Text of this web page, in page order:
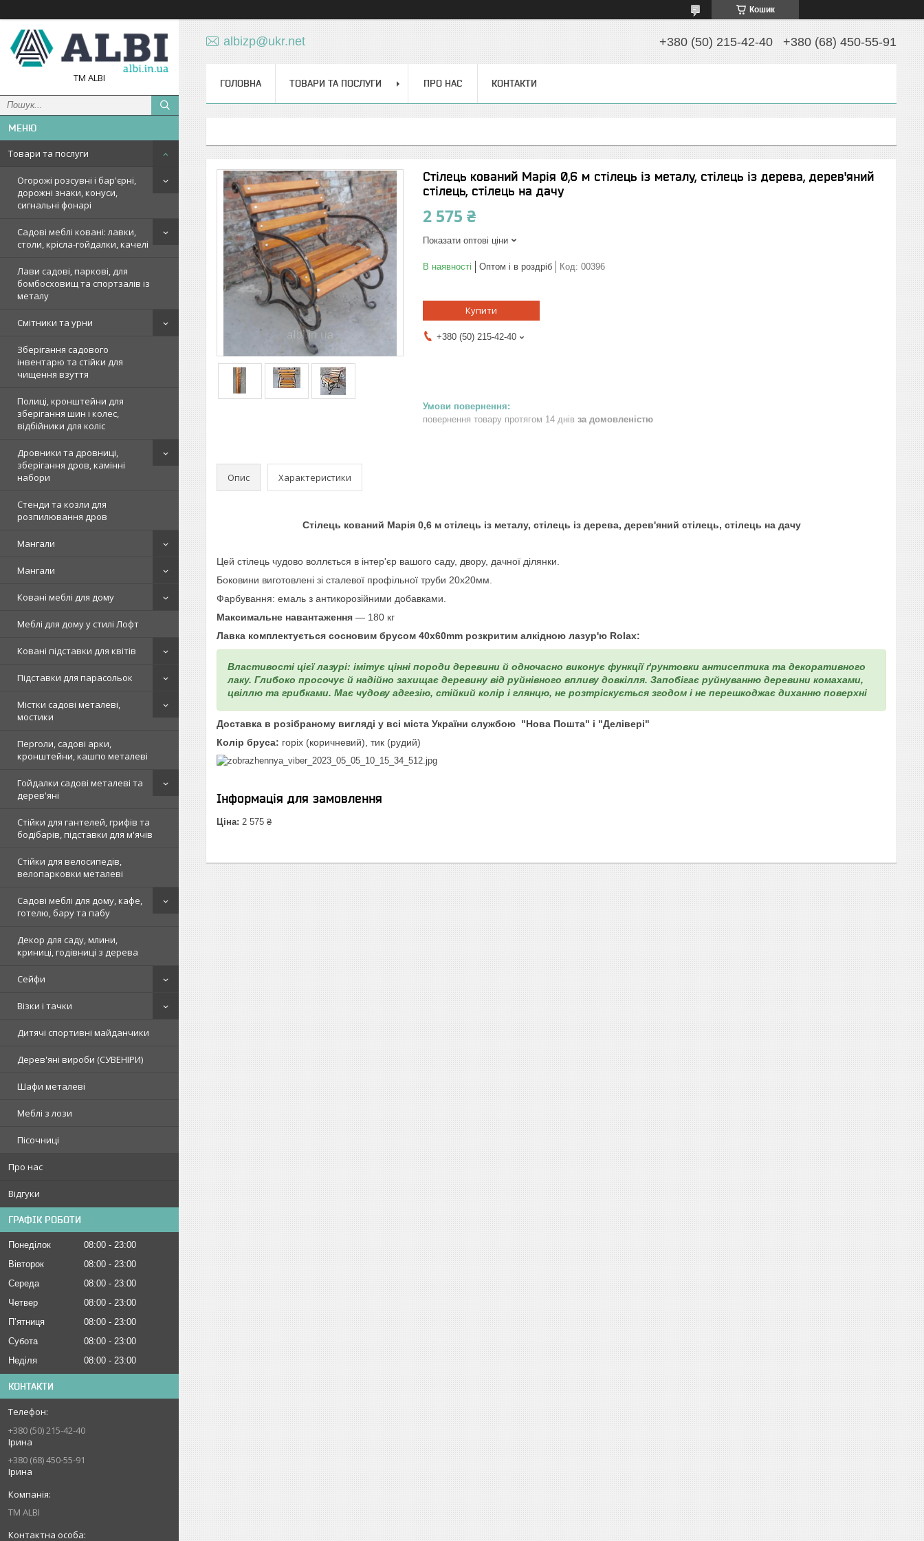
Кошик
TM ALBI
Товари та послуги
Огорожі розсувні і бар'єрні,
дорожні знаки, конуси,
сигнальні фонарі
Садові меблі ковані: лавки,
столи, крісла-гойдалки, качелі
Лави садові, паркові, для
бомбосховищ та спортзалів із
металу
Смітники та урни
Зберігання садового
інвентарю та стійки для
чищення взуття
Полиці, кронштейни для
зберігання шин і колес,
відбійники для коліс
Дровники та дровниці,
зберігання дров, камінні
набори
Стенди та козли для
розпилювання дров
Мангали
Мангали
Ковані меблі для дому
Меблі для дому у стилі Лофт
Ковані підставки для квітів
Підставки для парасольок
Містки садові металеві,
мостики
Перголи, садові арки,
кронштейни, кашпо металеві
Гойдалки садові металеві та
дерев'яні
Стійки для гантелей, грифів та
бодібарів, підставки для м'ячів
Стійки для велосипедів,
велопарковки металеві
Садові меблі для дому, кафе,
готелю, бару та пабу
Декор для саду, млини,
криниці, годівниці з дерева
Сейфи
Візки і тачки
Дитячі спортивні майданчики
Дерев'яні вироби (СУВЕНІРИ)
Шафи металеві
Меблі з лози
Пісочниці
Про нас
Відгуки
ГРАФІК РОБОТИ
Понеділок 08:00
23:00
Вівторок
08:00
23:00
Середа
08:00
23:00
Четвер
08:00
23:00
Пʼятниця
08:00
23:00
Субота
08:00
23:00
Неділя
08:00 23:00
КОНТАКТИ
+380 (50) 215-42-40
Ірина
+380 (68) 450-55-91
Ірина
ТМ ALBI
albizp@ukr.net +380 (50) 215-42-40 +380 (68) 450-55-91
ГОЛОВНА ТОВАРИ ТА ПОСЛУГИ ПРО НАС КОНТАКТИ
Стілець кований Марія 0,6 м стілець із металу, стілець із дерева, дерев'яний
стілець, стілець на дачу
2 575 ₴
Показати оптові ціни
В наявності Оптом і в роздріб Код: 00396
Купити
+380 (50) 215-42-40
повернення товару протягом 14 днів за домовленістю
Опис Характеристики
Стілець кований Марія 0,6 м стілець із металу, стілець із дерева, дерев'яний стілець, стілець на дачу
Цей стілець чудово воллється в інтер'єр вашого саду, двору, дачної ділянки.
Боковини виготовлені зі сталевої профільної труби 20х20мм.
Фарбування: емаль з антикорозійними добавками.
Максимальне навантаження — 180 кг
Лавка комплектується сосновим брусом 40х60mm розкритим алкідною лазур'ю Rolax:
Властивості цієї лазурі: імітує цінні породи деревини й одночасно виконує функції ґрунтовки антисептика та декоративного
лаку. Глибоко просочує й надійно захищає деревину від руйнівного впливу довкілля. Запобігає руйнуванню деревини комахами,
цвіллю та грибками. Має чудову адгезію, стійкий колір і глянцю, не розтріскується згодом і не перешкоджає диханню поверхні
Доставка в розібраному вигляді у всі міста України службою "Нова Пошта" і "Делівері"
Колір бруса: горіх (коричневий), тик (рудий)
Інформація для замовлення
Ціна: 2 575 ₴